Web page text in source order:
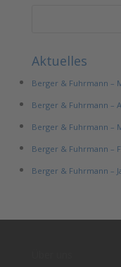
Aktuelles
Berger & Fuhrmann –
Berger & Fuhrmann –
Berger & Fuhrmann –
Berger & Fuhrmann –
Berger & Fuhrmann –